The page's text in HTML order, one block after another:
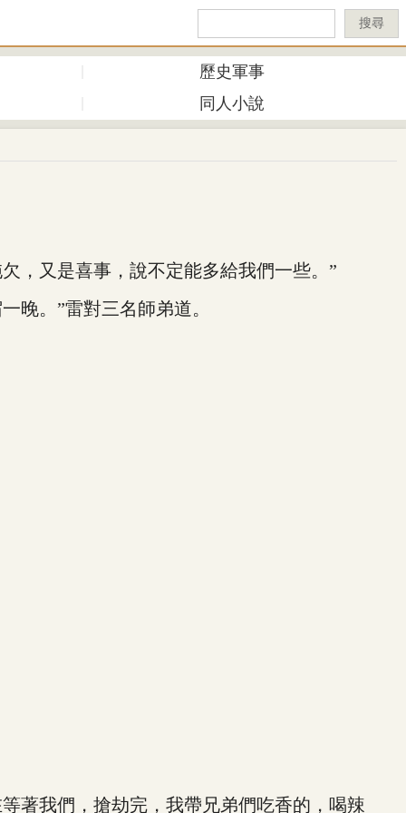
搜尋
歷史軍事
同人小說
又是喜事，說不定能多給我們一些。”
。”雷對三名師弟道。
我們，搶劫完，我帶兄弟們吃香的，喝辣